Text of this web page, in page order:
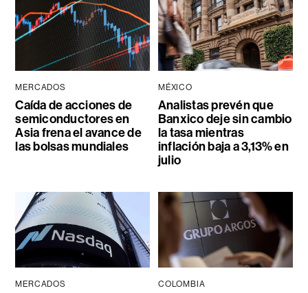
MERCADOS
Caída de acciones de
semiconductores en
Asia frena el avance de
las bolsas mundiales
MÉXICO
Analistas prevén que
Banxico deje sin cambio
la tasa mientras
inflación baja a 3,13% en
julio
MERCADOS COLOMBIA